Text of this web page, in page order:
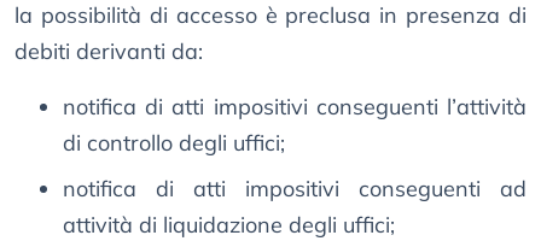
la possibilità di accesso è preclusa in presenza di
debiti derivanti da:
notifica di atti impositivi conseguenti l’attività
di controllo degli uffici;
notifica di atti impositivi conseguenti ad
attività di liquidazione degli uffici;